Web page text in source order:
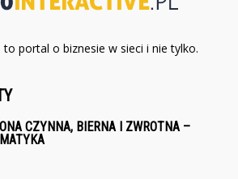
to portal o biznesie w sieci i nie tylko.
CZYNNA, BIERNA I ZWROTNA –